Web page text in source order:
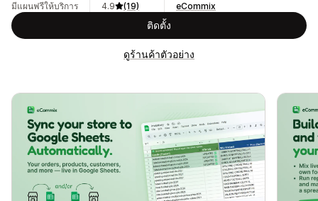
มีแผนฟรีให้บริการ
4.9
(19)
eCommix
ติดตั้ง
ดูร้านค้าตัวอย่าง